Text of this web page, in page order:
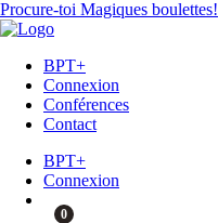
Procure-toi Magiques boulettes!
BPT+
Connexion
Conférences
Contact
BPT+
Connexion
0